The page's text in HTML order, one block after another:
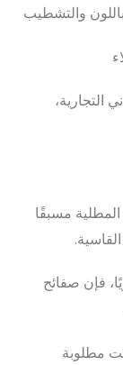
والتشطيب
التجارية،
المطلية مسبقًا
فإن صفائح
مطلوبة